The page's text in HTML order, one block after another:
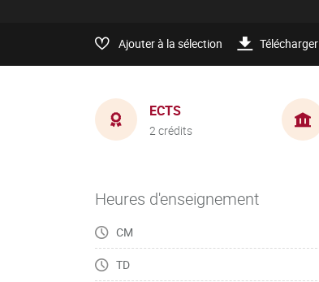
Ajouter à la sélection Télécharger
ECTS
2 crédits
Heures d'enseignement
CM
TD